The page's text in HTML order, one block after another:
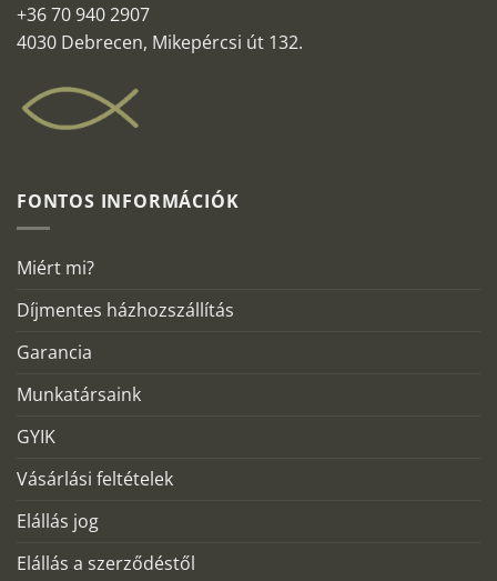
+36 70 940 2907
4030 Debrecen, Mikepércsi út 132.
FONTOS INFORMÁCIÓK
Miért mi?
Díjmentes házhozszállítás
Garancia
Munkatársaink
GYIK
Vásárlási feltételek
Elállás jog
Elállás a szerződéstől